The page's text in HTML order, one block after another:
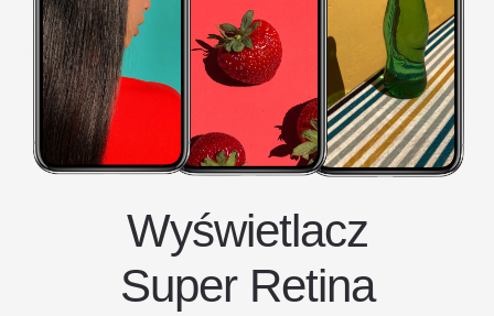
Wyświetlacz
Super Retina